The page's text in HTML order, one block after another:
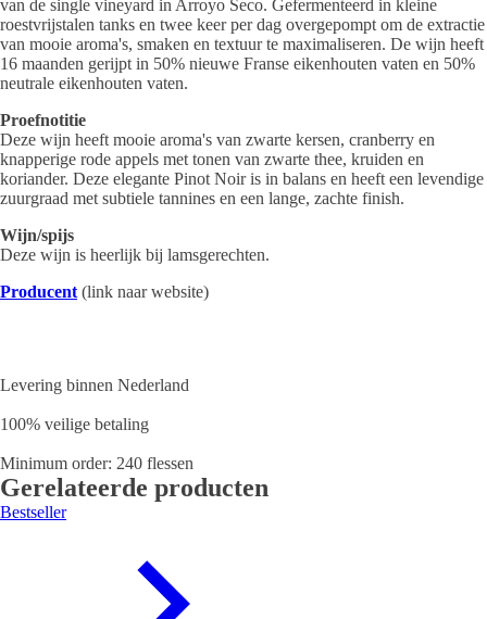
van de single vineyard in Arroyo Seco. Gefermenteerd in kleine
roestvrijstalen tanks en twee keer per dag overgepompt om de extractie
van mooie aroma's, smaken en textuur te maximaliseren. De wijn heeft
16 maanden gerijpt in 50% nieuwe Franse eikenhouten vaten en 50%
neutrale eikenhouten vaten.
Proefnotitie
Deze wijn heeft mooie aroma's van zwarte kersen, cranberry en
knapperige rode appels met tonen van zwarte thee, kruiden en
koriander. Deze elegante Pinot Noir is in balans en heeft een levendige
zuurgraad met subtiele tannines en een lange, zachte finish.
Wijn/spijs
Deze wijn is heerlijk bij lamsgerechten.
Producent (link naar website)
Levering binnen Nederland
100% veilige betaling
Minimum order: 240 flessen
Gerelateerde producten
Bestseller